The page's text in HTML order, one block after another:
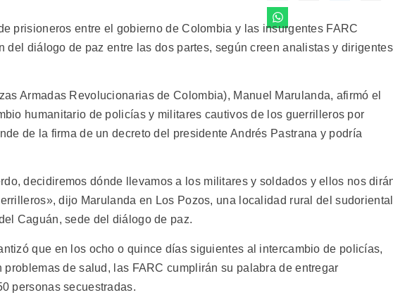
prisioneros entre el gobierno de Colombia y las insurgentes FARC
del diálogo de paz entre las dos partes, según creen analistas y dirigentes
Armadas Revolucionarias de Colombia), Manuel Marulanda, afirmó el
humanitario de policías y militares cautivos de los guerrilleros por
de la firma de un decreto del presidente Andrés Pastrana y podría
decidiremos dónde llevamos a los militares y soldados y ellos nos
dijo Marulanda en Los Pozos, una localidad rural del sudoriental
Caguán, sede del diálogo de paz.
que en los ocho o quince días siguientes al intercambio de policías,
de salud, las FARC cumplirán su palabra de entregar
personas secuestradas.